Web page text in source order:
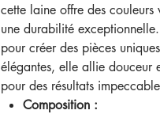
cette laine offre des couleurs
une durabilité
pour créer des pièces
élégantes, elle allie douceur
pour des résultats
Composition :